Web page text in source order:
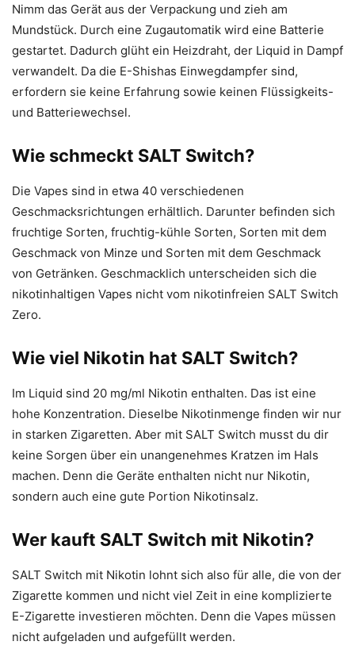
Nimm das Gerät aus der Verpackung und zieh am
Mundstück. Durch eine Zugautomatik wird eine Batterie
gestartet. Dadurch glüht ein Heizdraht, der Liquid in Dampf
verwandelt. Da die E-Shishas Einwegdampfer sind,
erfordern sie keine Erfahrung sowie keinen Flüssigkeits-
und Batteriewechsel.
Wie schmeckt SALT Switch?
Die Vapes sind in etwa 40 verschiedenen
Geschmacksrichtungen erhältlich. Darunter befinden sich
fruchtige Sorten, fruchtig-kühle Sorten, Sorten mit dem
Geschmack von Minze und Sorten mit dem Geschmack
von Getränken. Geschmacklich unterscheiden sich die
nikotinhaltigen Vapes nicht vom nikotinfreien SALT Switch
Zero.
Wie viel Nikotin hat SALT Switch?
Im Liquid sind 20 mg/ml Nikotin enthalten. Das ist eine
hohe Konzentration. Dieselbe Nikotinmenge finden wir nur
in starken Zigaretten. Aber mit SALT Switch musst du dir
keine Sorgen über ein unangenehmes Kratzen im Hals
machen. Denn die Geräte enthalten nicht nur Nikotin,
sondern auch eine gute Portion Nikotinsalz.
Wer kauft SALT Switch mit Nikotin?
SALT Switch mit Nikotin lohnt sich also für alle, die von der
Zigarette kommen und nicht viel Zeit in eine komplizierte
E-Zigarette investieren möchten. Denn die Vapes müssen
nicht aufgeladen und aufgefüllt werden.